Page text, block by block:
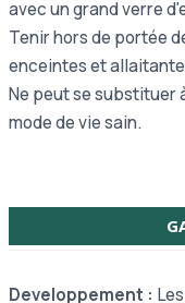
avec un grand verre
Tenir hors de portée
enceintes et
Ne peut se substituer
mode de vie sain.
Developpement :